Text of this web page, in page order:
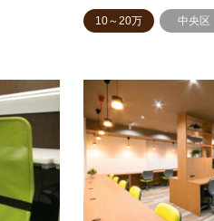
10～20万 中央区